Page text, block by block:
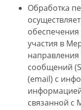
Обработка
обеспечения
участия в
направления
сообщений
(email) с
связанной с